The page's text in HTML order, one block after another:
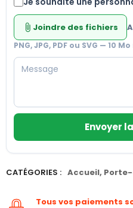
attach_file Joindre des fichiers
PNG, JPG, PDF ou SVG — 10
Envoyer
CATÉGORIES : Accueil,
Tous vos paiements